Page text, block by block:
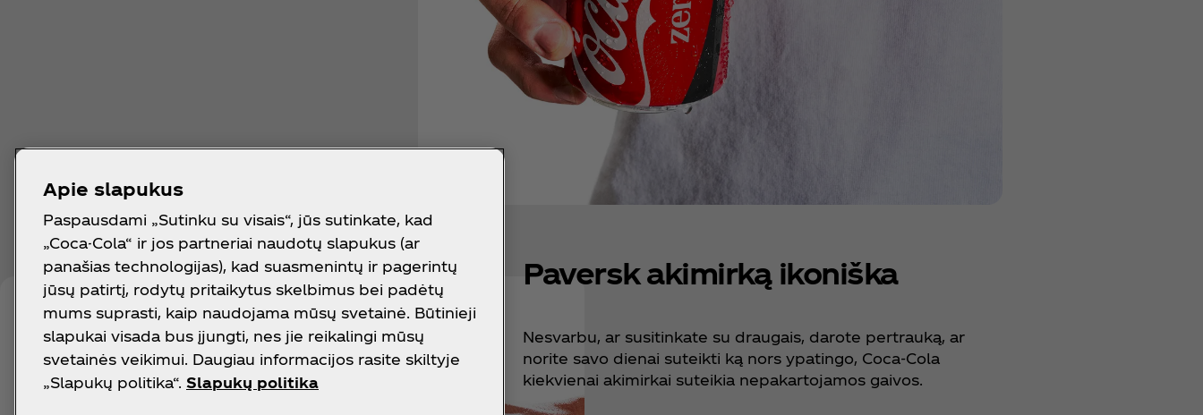
Paversk akimirką ikoniška
Nesvarbu, ar susitinkate su draugais, darote pertrauką, ar
norite savo dienai suteikti ką nors ypatingo, Coca‑Cola
kiekvienai akimirkai suteikia nepakartojamos gaivos.
Apie slapukus
Paspausdami „Sutinku su visais“, jūs sutinkate, kad
„Coca-Cola“ ir jos partneriai naudotų slapukus (ar
panašias technologijas), kad suasmenintų ir pagerintų
jūsų patirtį, rodytų pritaikytus skelbimus bei padėtų
mums suprasti, kaip naudojama mūsų svetainė. Būtinieji
slapukai visada bus įjungti, nes jie reikalingi mūsų
svetainės veikimui. Daugiau informacijos rasite skiltyje
„Slapukų politika“. Slapukų politika